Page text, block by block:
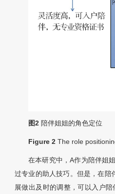
图2 陪伴姐姐的角色定位
Figure 2 The role
在本研究中，A作为陪伴姐
过专业的助人技巧。但是，在陪
展做出及时的调整，可以入户